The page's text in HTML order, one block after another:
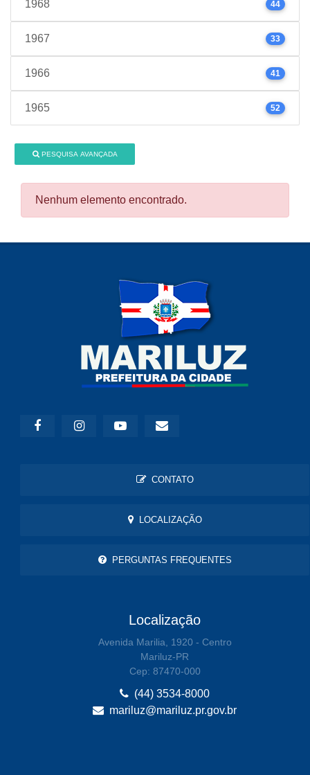
1968 44
1967 33
1966 41
1965 52
PESQUISA AVANÇADA
Nenhum elemento encontrado.
CONTATO
LOCALIZAÇÃO
PERGUNTAS FREQUENTES
Localização
Avenida Marilia, 1920 - Centro
Mariluz-PR
Cep: 87470-000
(44) 3534-8000
mariluz@mariluz.pr.gov.br